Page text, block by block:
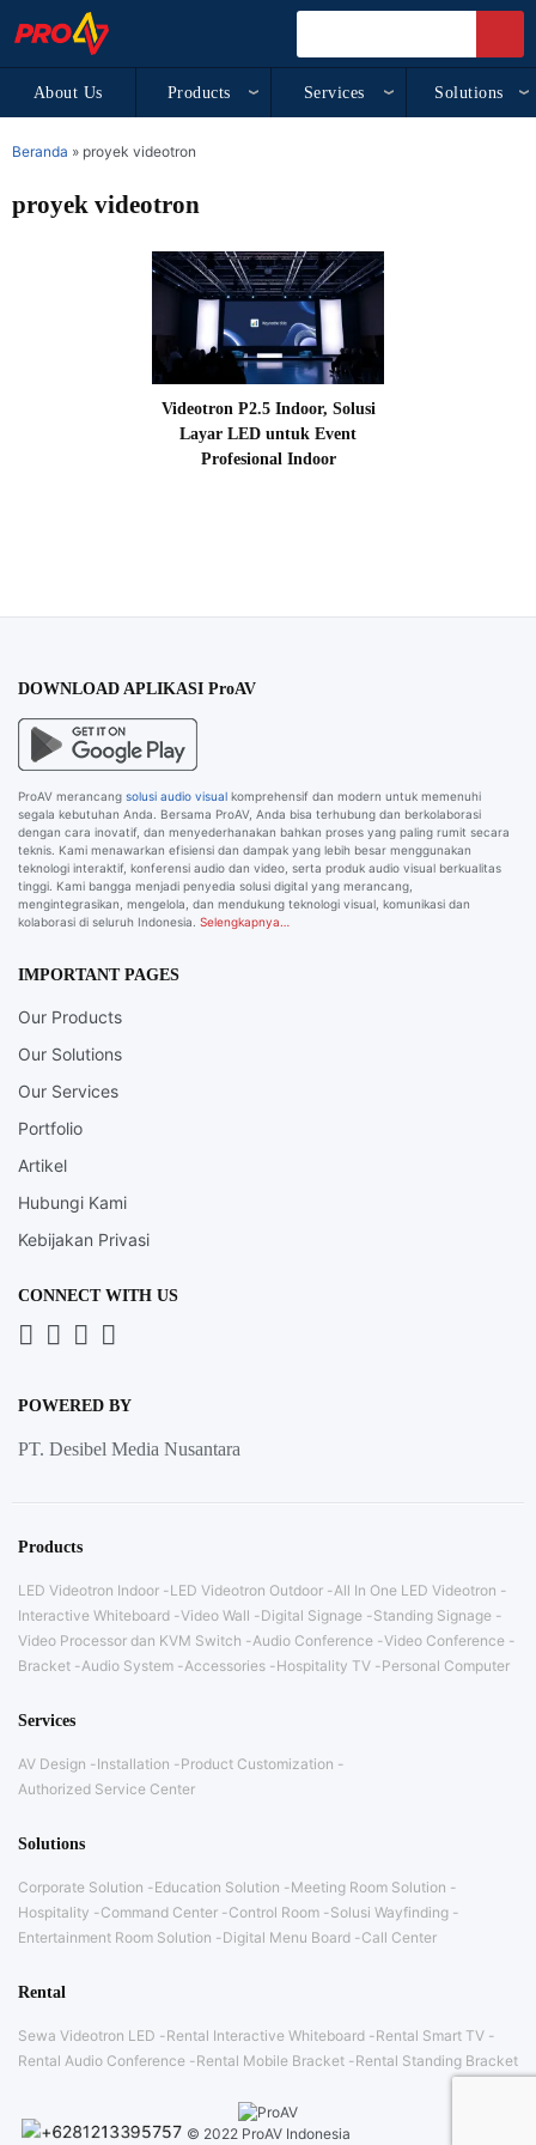
About Us Products Services Solutions
Beranda » proyek videotron
proyek videotron
Videotron P2.5 Indoor, Solusi
Layar LED untuk Event
Profesional Indoor
DOWNLOAD APLIKASI ProAV
ProAV merancang solusi audio visual komprehensif dan modern untuk memenuhi
segala kebutuhan Anda. Bersama ProAV, Anda bisa terhubung dan berkolaborasi
dengan cara inovatif, dan menyederhanakan bahkan proses yang paling rumit secara
teknis. Kami menawarkan efisiensi dan dampak yang lebih besar menggunakan
teknologi interaktif, konferensi audio dan video, serta produk audio visual berkualitas
tinggi. Kami bangga menjadi penyedia solusi digital yang merancang,
mengintegrasikan, mengelola, dan mendukung teknologi visual, komunikasi dan
kolaborasi di seluruh Indonesia. Selengkapnya…
IMPORTANT PAGES
Our Products
Our Solutions
Our Services
Portfolio
Artikel
Hubungi Kami
Kebijakan Privasi
CONNECT WITH US
POWERED BY
PT. Desibel Media Nusantara
Products
LED Videotron Indoor LED Videotron Outdoor
All In One LED Videotron
Interactive Whiteboard Video Wall Digital Signage
Standing Signage
Video Processor dan KVM Switch
Audio Conference Video Conference
Bracket
Audio System Accessories Hospitality TV Personal Computer
Services
AV Design Installation
Product Customization
Authorized Service Center
Solutions
Corporate Solution Education Solution
Meeting Room Solution
Hospitality
Command Center Control Room
Solusi Wayfinding
Entertainment Room Solution
Digital Menu Board Call Center
Rental
Sewa Videotron LED Rental Interactive Whiteboard
Rental Smart TV
Rental Audio Conference
Rental Mobile Bracket Rental Standing Bracket
© 2022 ProAV Indonesia